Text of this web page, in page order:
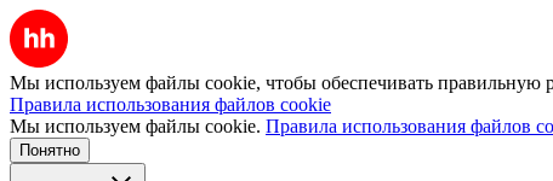
Мы используем файлы cookie, чтобы обеспечивать правильную
Правила использования файлов cookie
Мы используем файлы cookie. Правила использования файлов
Понятно